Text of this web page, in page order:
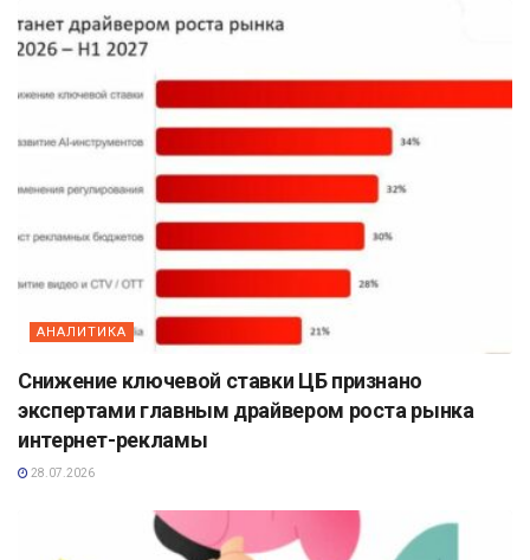
АНАЛИТИКА
Снижение ключевой ставки ЦБ признано
экспертами главным драйвером роста рынка
интернет-рекламы
28.07.2026